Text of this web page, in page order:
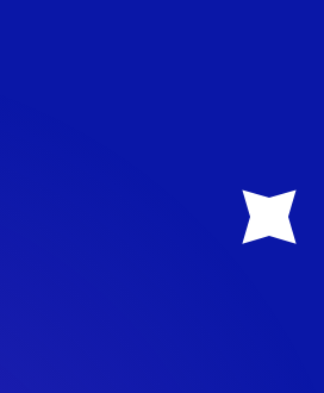
få denna kurs när du skickar